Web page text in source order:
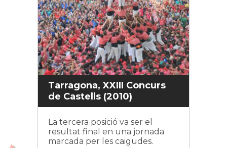
Tarragona, XXIII Concurs
de Castells (2010)
La tercera posició va ser el
resultat final en una jornada
marcada per les caigudes.